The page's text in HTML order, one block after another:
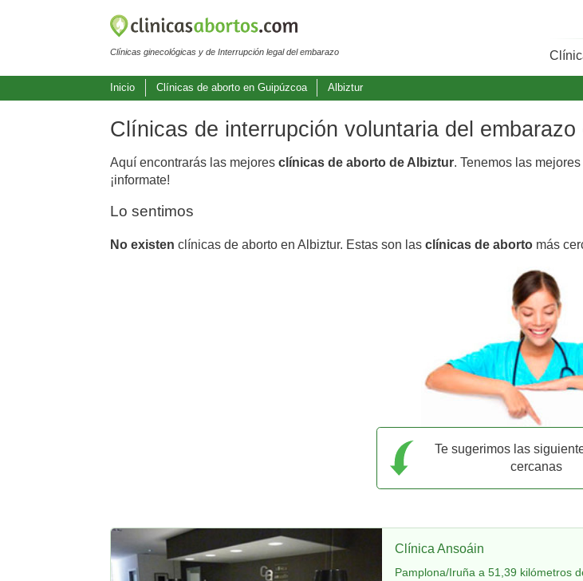
Clínicas ginecológicas y de Interrupción legal del embarazo
Inicio Clínicas de aborto en Guipúzcoa Albiztur
Clínicas de interrupción voluntaria del embarazo
Aquí encontrarás las mejores clínicas de aborto de Albiztur. Tenemos las
¡informate!
Lo sentimos
No existen clínicas de aborto en Albiztur. Estas son las clínicas de aborto más
Te sugerimos las
cercanas
Clínica Ansoáin
Pamplona/Iruña a 51,39 kilómetros